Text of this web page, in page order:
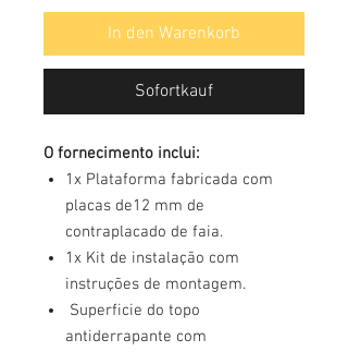
In den Warenkorb
Sofortkauf
O fornecimento inclui:
1x Plataforma fabricada com
placas de12 mm de
contraplacado de faia.
1x Kit de instalação com
instruções de montagem.
Superficie do topo
antiderrapante com